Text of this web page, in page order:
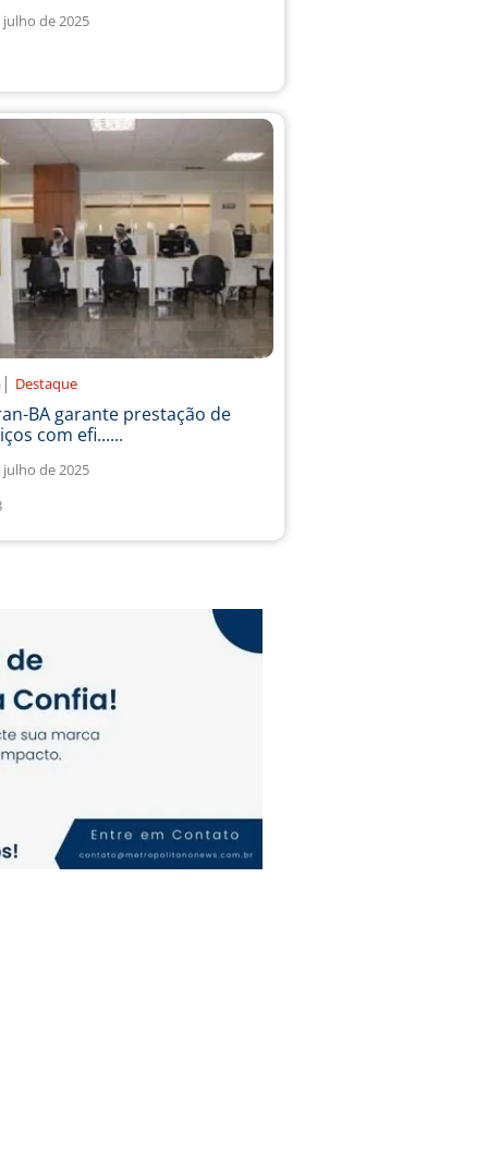
julho de 2025
| Destaque
BA garante prestação de
com efi......
julho de 2025